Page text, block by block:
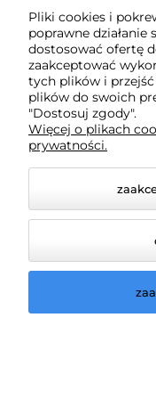
pn - pt: 9:00 -
Moje konto
Płatności i
Pliki cookies i
poprawne
dostosować ofertę
zaakceptować
tych plików i
plików do swoich
"Dostosuj zgody".
Więcej o plikach
prywatności.